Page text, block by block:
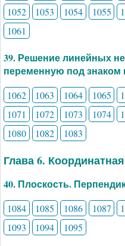
1052 1053 1054 1055
1061
39. Решение линейных
переменную под знаком
1062 1063 1064 1065
1071
1072 1073 1074
1080
1082 1083
Глава 6.
40. Плоскость.
1084 1085 1086 1087
1093
1094 1095